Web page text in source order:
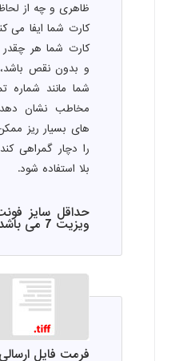
ظاهری و چه از
کارت شما ایفا می
کارت شما هر چقدر
و بدون نقص باشد،
شما مانند شماره
مخاطب نشان
های بسیار ریز
را دچار گمراهی
بلا استفاده شود.
حداقل سایز
ویزیت 7 می باشد
فرمت فایل ارسالی